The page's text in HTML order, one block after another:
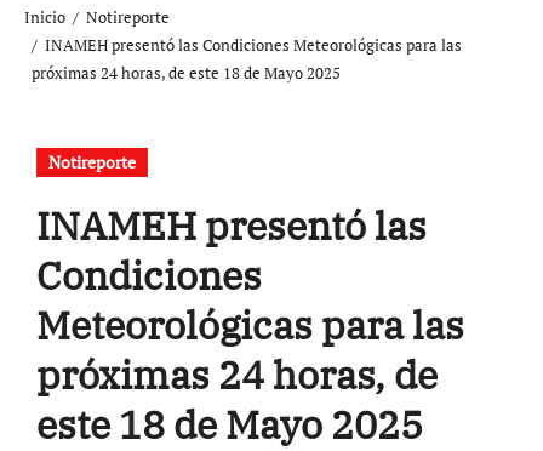
Inicio
Notireporte
INAMEH presentó las Condiciones Meteorológicas para las
próximas 24 horas, de este 18 de Mayo 2025
Notireporte
INAMEH presentó las
Condiciones
Meteorológicas para las
próximas 24 horas, de
este 18 de Mayo 2025